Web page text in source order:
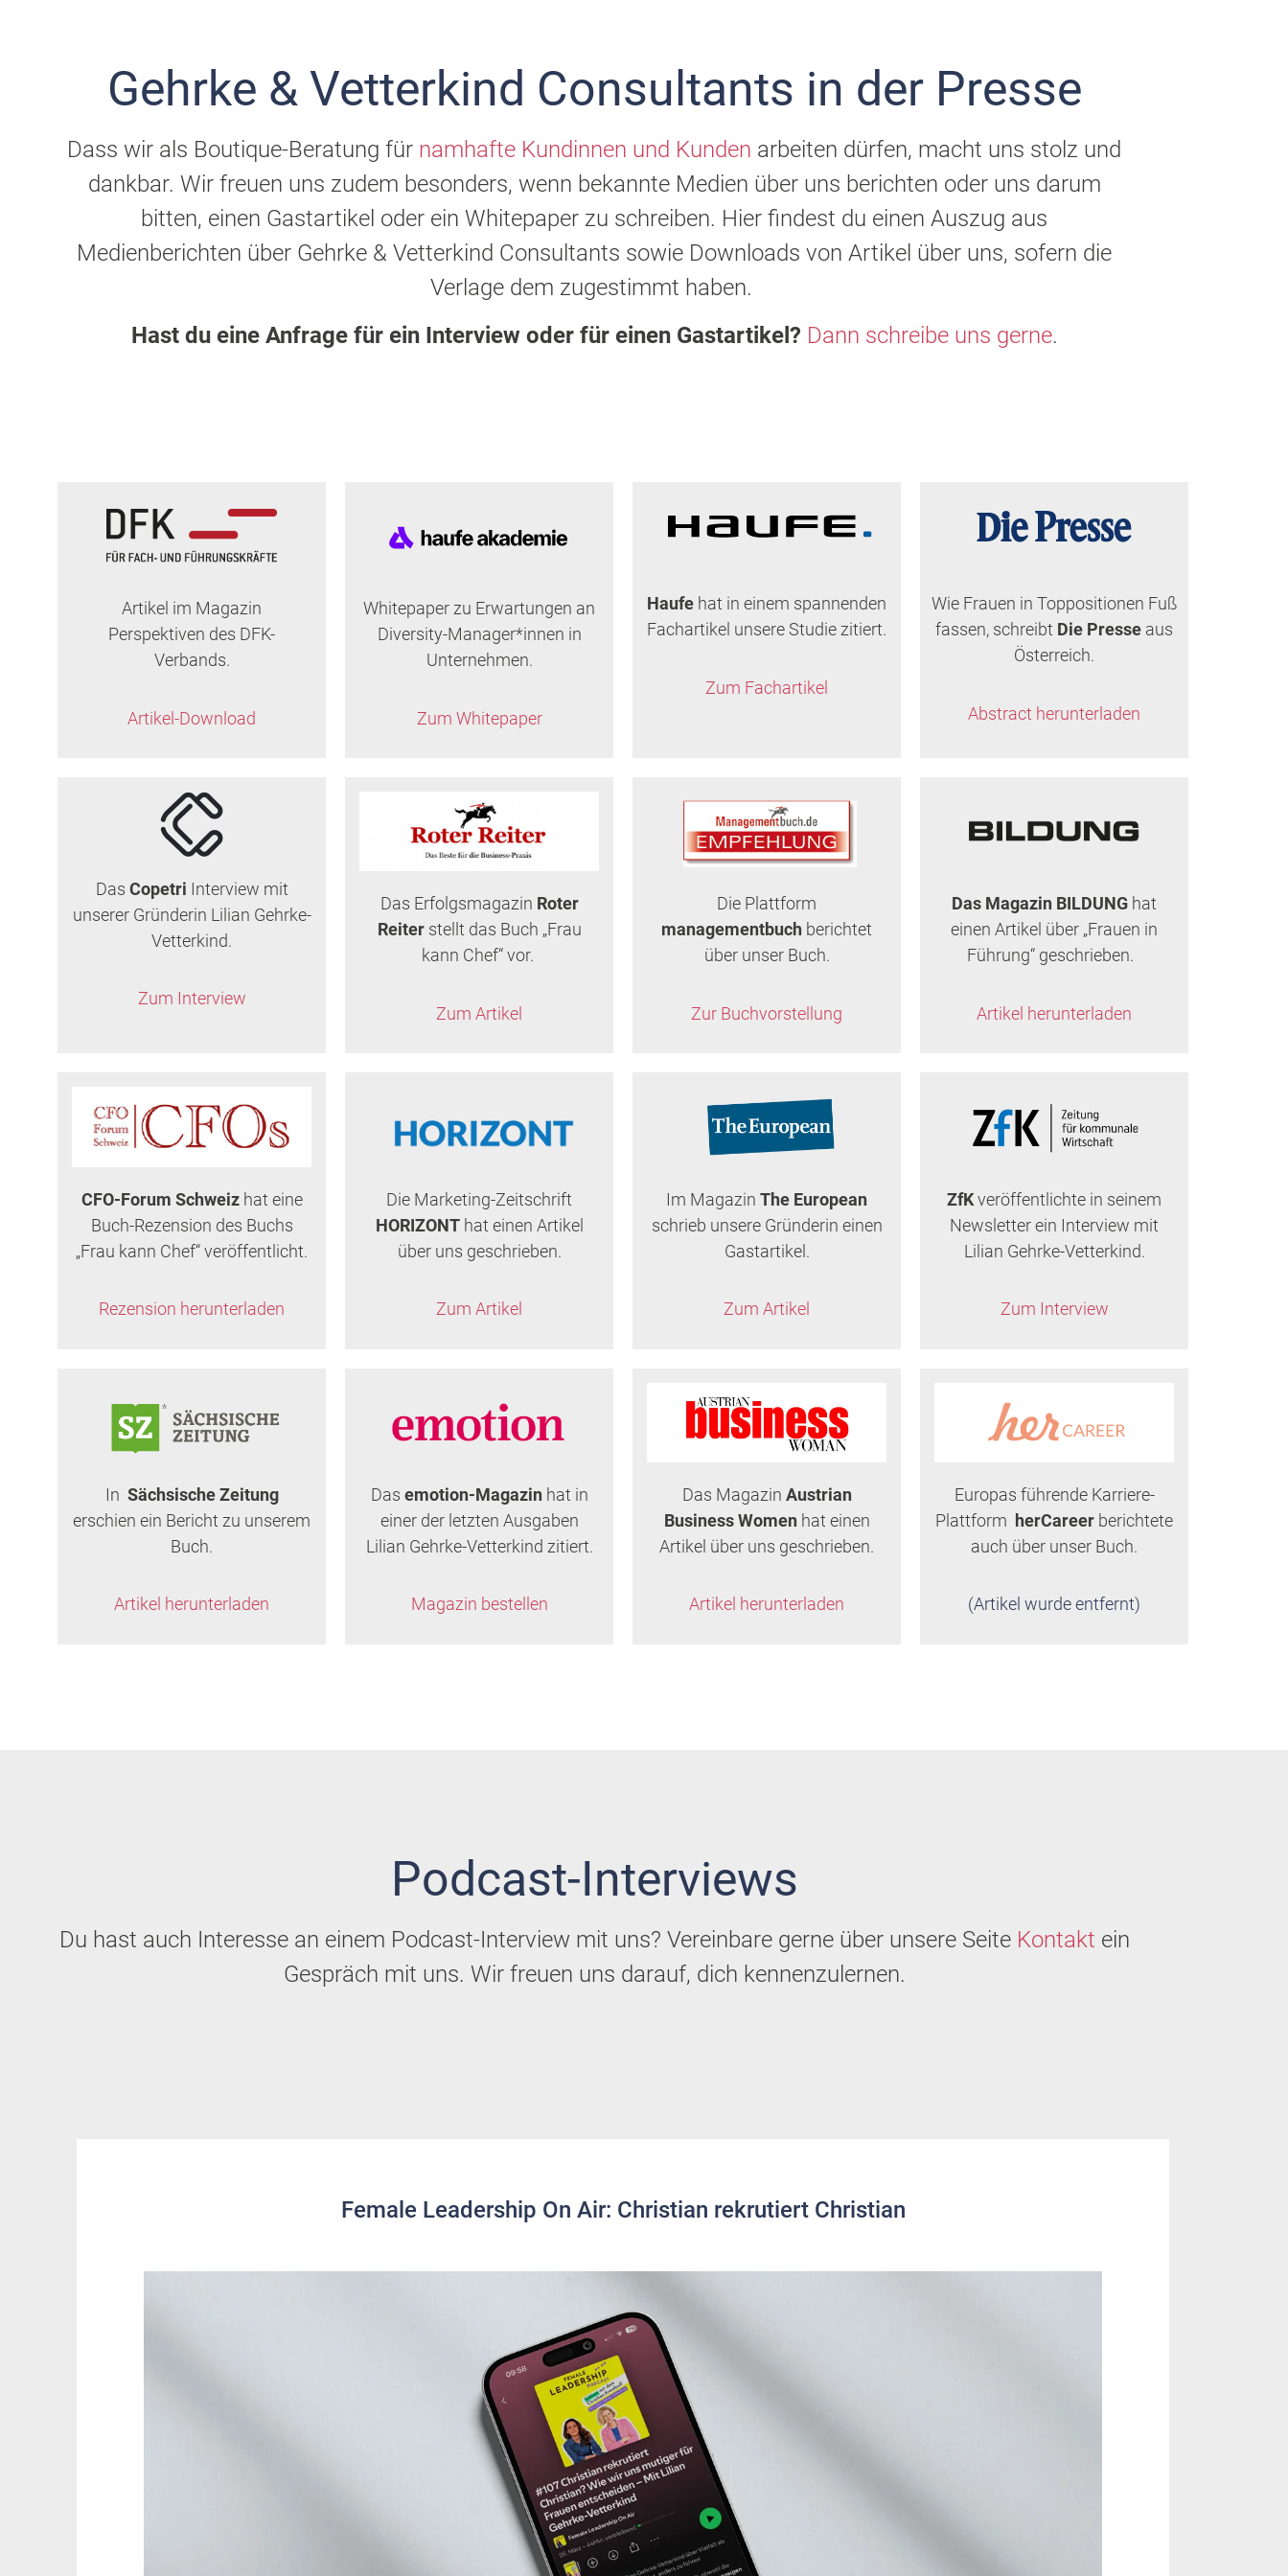
Gehrke & Vetterkind Consultants in der Presse
Dass wir als Boutique-Beratung für namhafte Kundinnen und Kunden arbeiten dürfen, macht uns stolz und
dankbar. Wir freuen uns zudem besonders, wenn bekannte Medien über uns berichten oder uns darum
bitten, einen Gastartikel oder ein Whitepaper zu schreiben. Hier findest du einen Auszug aus
Medienberichten über Gehrke & Vetterkind Consultants sowie Downloads von Artikel über uns, sofern die
Verlage dem zugestimmt haben.
Hast du eine Anfrage für ein Interview oder für einen Gastartikel? Dann schreibe uns gerne.
Artikel im Magazin
Perspektiven des DFK-
Verbands.
Artikel-Download
Whitepaper zu Erwartungen an
Diversity-Manager*innen in
Unternehmen.
Zum Whitepaper
Haufe hat in einem spannenden
Fachartikel unsere Studie zitiert.
Zum Fachartikel
Wie Frauen in Toppositionen Fuß
fassen, schreibt Die Presse aus
Österreich.
Abstract herunterladen
Das Copetri Interview mit
unserer Gründerin Lilian Gehrke-
Vetterkind.
Zum Interview
Das Erfolgsmagazin Roter
Reiterstellt das Buch „Frau
kann Chef“ vor.
Zum Artikel
Die Plattform
managementbuch berichtet
über unser Buch.
Zur Buchvorstellung
Das Magazin BILDUNG hat
einen Artikel über „Frauen in
Führung“ geschrieben.
Artikel herunterladen
CFO-Forum Schweiz hat eine
Buch-Rezension des Buchs
„Frau kann Chef“ veröffentlicht.
Rezension herunterladen
Die Marketing-Zeitschrift
HORIZONThat einen Artikel
über uns geschrieben.
Zum Artikel
Im Magazin The European
schrieb unsere Gründerin einen
Gastartikel.
Zum Artikel
ZfKveröffentlichte in seinem
Newsletter ein Interview mit
Lilian Gehrke-Vetterkind.
Zum Interview
In Sächsische Zeitung
erschien ein Bericht zu unserem
Buch.
Artikel herunterladen
Das emotion-Magazin hat in
einer der letzten Ausgaben
Lilian Gehrke-Vetterkind zitiert.
Magazin bestellen
Das Magazin Austrian
Business Women hat einen
Artikel über uns geschrieben.
Artikel herunterladen
Europas führende Karriere-
Plattform herCareer berichtete
auch über unser Buch.
(Artikel wurde entfernt)
Podcast-Interviews
Du hast auch Interesse an einem Podcast-Interview mit uns? Vereinbare gerne über unsere Seite Kontakt ein
Gespräch mit uns. Wir freuen uns darauf, dich kennenzulernen.
Female Leadership On Air: Christian rekrutiert Christian